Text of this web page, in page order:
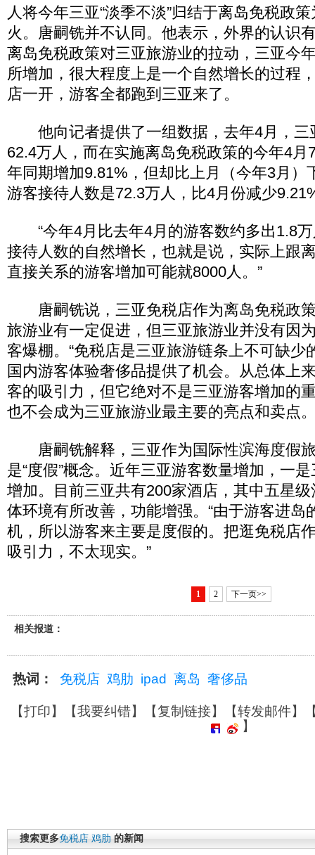
人将今年三亚“淡季不淡”归结于离岛免税政
火。唐嗣铣并不认同。他表示，外界的认识
离岛免税政策对三亚旅游业的拉动，三亚今
所增加，很大程度上是一个自然增长的过程
店一开，游客全都跑到三亚来了。
他向记者提供了一组数据，去年4月，三
62.4万人，而在实施离岛免税政策的今年4月
年同期增加9.81%，但却比上月（今年3月）
游客接待人数是72.3万人，比4月份减少
“今年4月比去年4月的游客数约多出1.8万
接待人数的自然增长，也就是说，实际上跟
直接关系的游客增加可能就8000人。”
唐嗣铣说，三亚免税店作为离岛免税政
旅游业有一定促进，但三亚旅游业并没有因
客爆棚。“免税店是三亚旅游链条上不可缺少
国内游客体验奢侈品提供了机会。从总体上
客的吸引力，但它绝对不是三亚游客增加的
也不会成为三亚旅游业最主要的亮点和卖点
唐嗣铣解释，三亚作为国际性滨海度假
是“度假”概念。近年三亚游客数量增加，一
增加。目前三亚共有200家酒店，其中五星
体环境有所改善，功能增强。“由于游客进岛
机，所以游客来主要是度假的。把逛免税店
吸引力，不太现实。”
1 2 下一页>>
相关报道：
热词： 免税店 鸡肋 ipad 离岛 奢侈品
【打印】【我要纠错】【复制链接】【转发邮件】
】
搜索更多免税店 鸡肋 的新闻